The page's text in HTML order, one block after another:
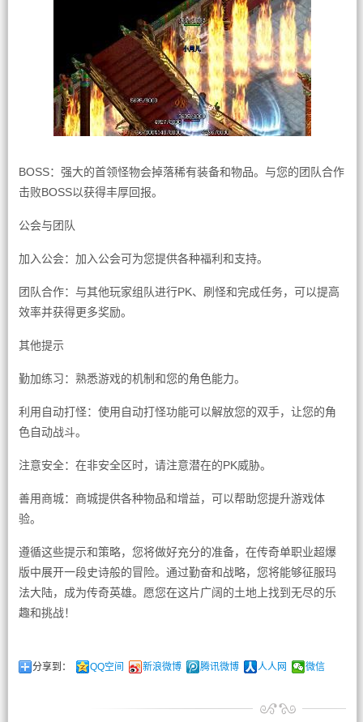
BOSS：强大的首领怪物会掉落稀有装备和物品。与您的团队合作
击败BOSS以获得丰厚回报。
公会与团队
加入公会：加入公会可为您提供各种福利和支持。
团队合作：与其他玩家组队进行PK、刷怪和完成任务，可以提高
效率并获得更多奖励。
其他提示
勤加练习：熟悉游戏的机制和您的角色能力。
利用自动打怪：使用自动打怪功能可以解放您的双手，让您的角
色自动战斗。
注意安全：在非安全区时，请注意潜在的PK威胁。
善用商城：商城提供各种物品和增益，可以帮助您提升游戏体
验。
遵循这些提示和策略，您将做好充分的准备，在传奇单职业超爆
版中展开一段史诗般的冒险。通过勤奋和战略，您将能够征服玛
法大陆，成为传奇英雄。愿您在这片广阔的土地上找到无尽的乐
趣和挑战！
分享到： QQ空间 新浪微博 腾讯微博 人人网 微信